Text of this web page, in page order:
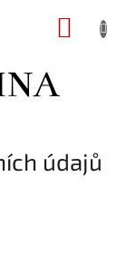
údajů